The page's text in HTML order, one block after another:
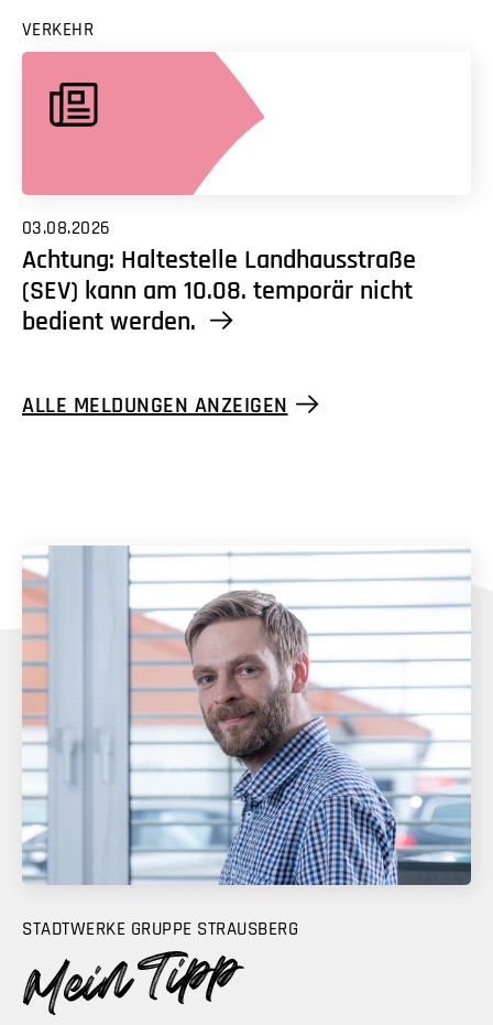
VERKEHR
03.08.2026
Achtung: Haltestelle Landhausstraße
(SEV) kann am 10.08. temporär nicht
bedient werden.
ALLE MELDUNGEN ANZEIGEN
STADTWERKE GRUPPE STRAUSBERG